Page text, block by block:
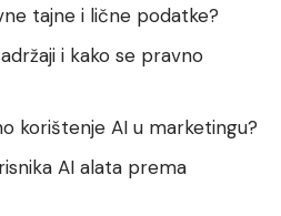
tajne i lične podatke?
i kako se pravno
korištenje AI u marketingu?
AI alata prema